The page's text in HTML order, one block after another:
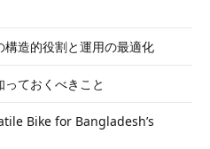
造的役割と運用の最適化
ておくべきこと
Bike for Bangladesh’s